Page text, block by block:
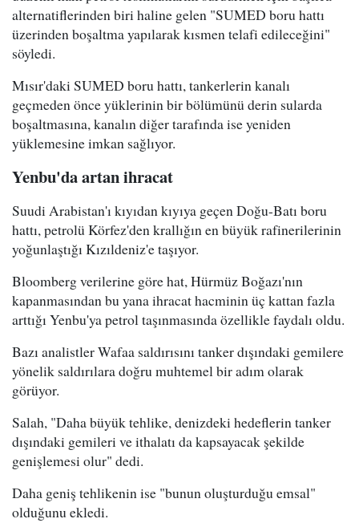
alternatiflerinden biri haline gelen "SUMED boru hattı
üzerinden boşaltma yapılarak kısmen telafi edileceğini"
söyledi.
Mısır'daki SUMED boru hattı, tankerlerin kanalı
geçmeden önce yüklerinin bir bölümünü derin sularda
boşaltmasına, kanalın diğer tarafında ise yeniden
yüklemesine imkan sağlıyor.
Yenbu'da artan ihracat
Suudi Arabistan'ı kıyıdan kıyıya geçen Doğu-Batı boru
hattı, petrolü Körfez'den krallığın en büyük rafinerilerinin
yoğunlaştığı Kızıldeniz'e taşıyor.
Bloomberg verilerine göre hat, Hürmüz Boğazı'nın
kapanmasından bu yana ihracat hacminin üç kattan fazla
arttığı Yenbu'ya petrol taşınmasında özellikle faydalı oldu.
Bazı analistler Wafaa saldırısını tanker dışındaki gemilere
yönelik saldırılara doğru muhtemel bir adım olarak
görüyor.
Salah, "Daha büyük tehlike, denizdeki hedeflerin tanker
dışındaki gemileri ve ithalatı da kapsayacak şekilde
genişlemesi olur" dedi.
Daha geniş tehlikenin ise "bunun oluşturduğu emsal"
olduğunu ekledi.